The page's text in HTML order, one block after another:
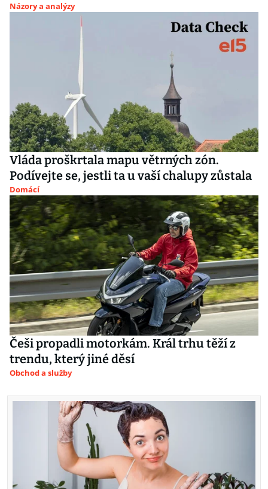
Názory a analýzy
Vláda proškrtala mapu větrných zón.
Podívejte se, jestli ta u vaší chalupy zůstala
Domácí
Češi propadli motorkám. Král trhu těží z
trendu, který jiné děsí
Obchod a služby